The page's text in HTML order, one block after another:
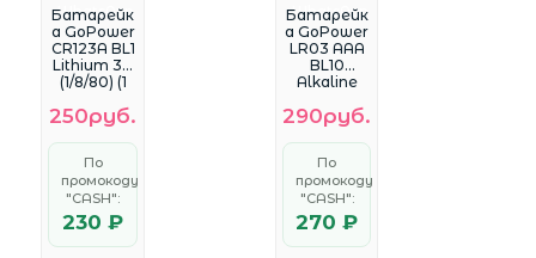
WhatsApp
Батарейк
а GoPower
CR123A BL1
Lithium 3V
(1/8/80) (1
250руб.
По
промокоду
"CASH":
230 ₽
WhatsApp
Батарейк
а GoPower
LR03 AAA
BL10
Alkaline
(10/60/360)
блистер
(10 шт.)
290руб.
По
промокоду
"CASH":
270 ₽